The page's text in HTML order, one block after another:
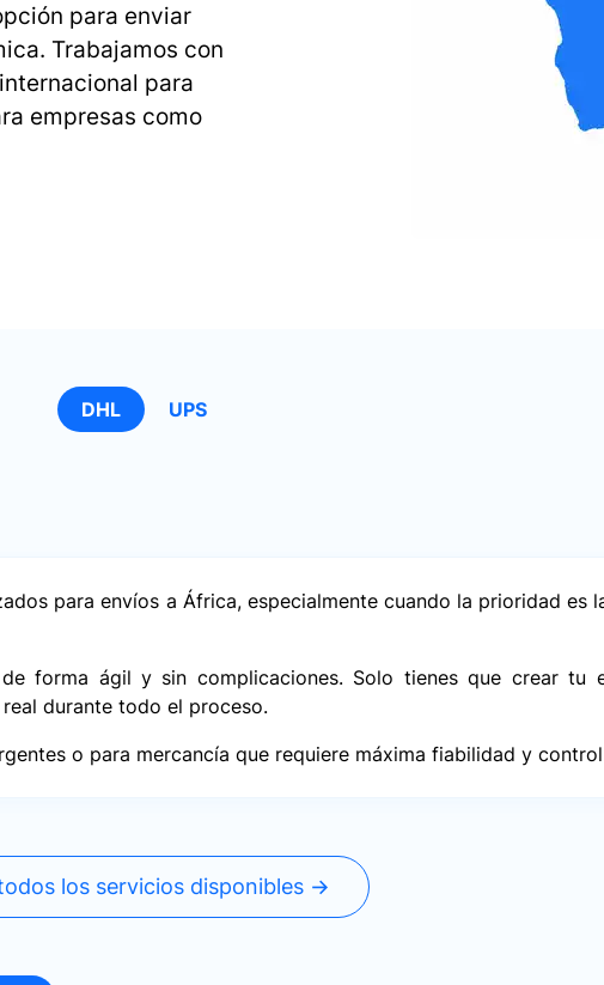
para enviar
Trabajamos con
para
empresas como
DHL UPS
para envíos a África, especialmente cuando la prioridad es
de forma ágil y sin complicaciones. Solo tienes que crear tu
durante todo el proceso.
o para mercancía que requiere máxima fiabilidad y
los servicios disponibles →